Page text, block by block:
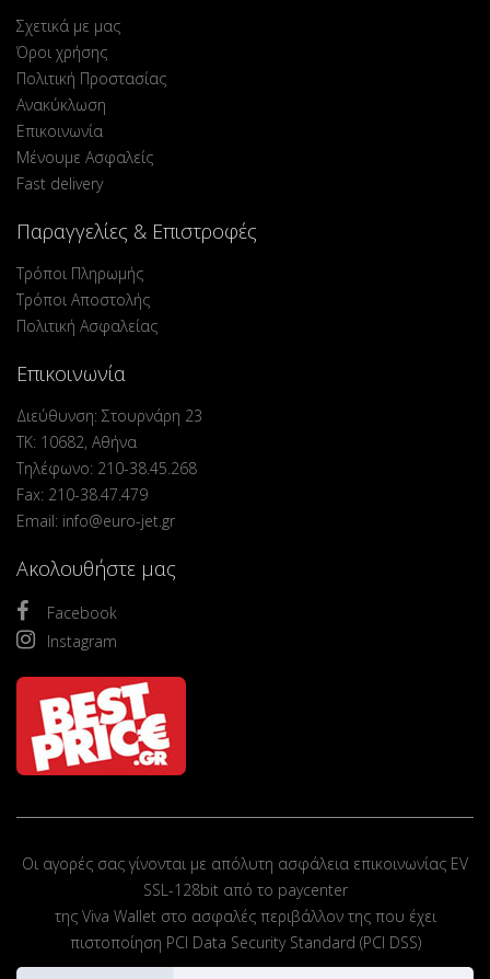
Σχετικά με μας
Όροι χρήσης
Πολιτική Προστασίας
Ανακύκλωση
Επικοινωνία
Μένουμε Ασφαλείς
Fast delivery
Παραγγελίες & Επιστροφές
Τρόποι Πληρωμής
Τρόποι Αποστολής
Πολιτική Ασφαλείας
Επικοινωνία
Διεύθυνση: Στουρνάρη 23
ΤΚ: 10682, Αθήνα
Τηλέφωνο: 210-38.45.268
Fax: 210-38.47.479
Email: info@euro-jet.gr
Ακολουθήστε μας
Facebook
Instagram
Οι αγορές σας γίνονται με απόλυτη ασφάλεια επικοινωνίας EV
SSL-128bit από το paycenter
της Viva Wallet στο ασφαλές περιβάλλον της που έχει
πιστοποίηση PCI Data Security Standard (PCI DSS)